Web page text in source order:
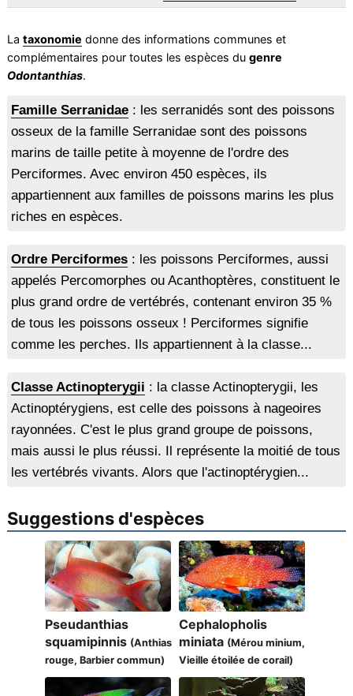
La taxonomie donne des informations communes et
complémentaires pour toutes les espèces du genre
Odontanthias.
Famille Serranidae: les serranidés sont des poissons
osseux de la famille Serranidae sont des poissons
marins de taille petite à moyenne de l'ordre des
Perciformes. Avec environ 450 espèces, ils
appartiennent aux familles de poissons marins les plus
riches en espèces.
Ordre Perciformes: les poissons Perciformes, aussi
appelés Percomorphes ou Acanthoptères, constituent le
plus grand ordre de vertébrés, contenant environ 35 %
de tous les poissons osseux ! Perciformes signifie
comme les perches. Ils appartiennent à la classe...
Classe Actinopterygii : la classe Actinopterygii, les
Actinoptérygiens, est celle des poissons à nageoires
rayonnées. C'est le plus grand groupe de poissons,
mais aussi le plus réussi. Il représente la moitié de tous
les vertébrés vivants. Alors que l'actinoptérygien...
Suggestions d'espèces
Pseudanthias
squamipinnis (Anthias
rouge, Barbier commun)
Cephalopholis
miniata (Mérou minium,
Vieille étoilée de corail)